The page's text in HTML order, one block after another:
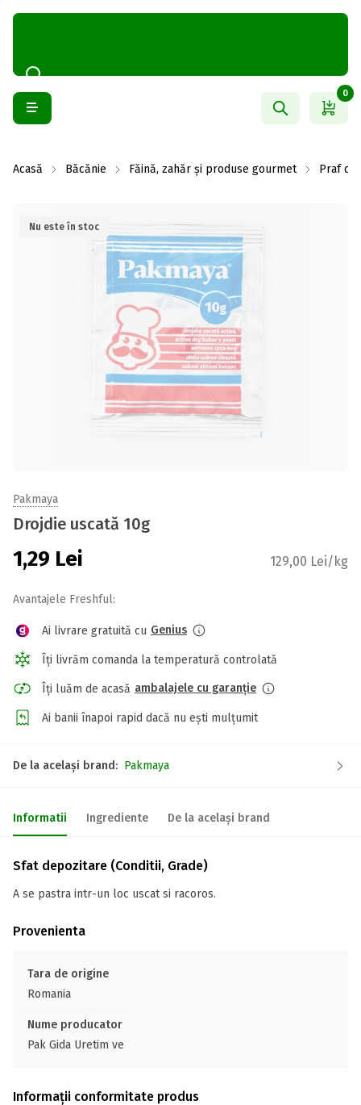
0
Acasă Băcănie Făină, zahăr și produse gourmet Praf de
Nu este în stoc
Pakmaya
Drojdie uscată 10g
1,29 Lei 129,00 Lei/kg
Avantajele Freshful:
Ai livrare gratuită cu Genius
Îți livrăm comanda la temperatură controlată
Îți luăm de acasă ambalajele cu garanție
Ai banii înapoi rapid dacă nu ești mulțumit
De la același brand: Pakmaya
Informatii Ingrediente De la același brand
Sfat depozitare (Conditii, Grade)
A se pastra intr-un loc uscat si racoros.
Provenienta
Tara de origine
Romania
Nume producator
Pak Gida Uretim ve
Informații conformitate produs